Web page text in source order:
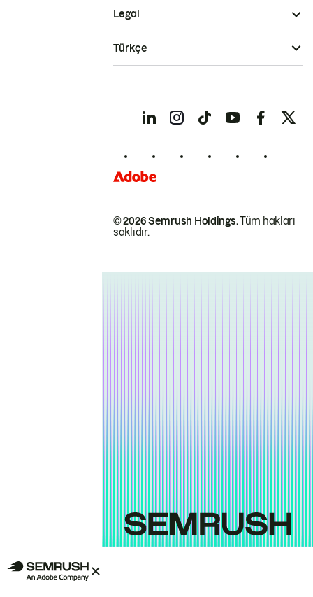
© 2026 Semrush Holdings.Tüm hakları
saklıdır.
Legal
Türkçe